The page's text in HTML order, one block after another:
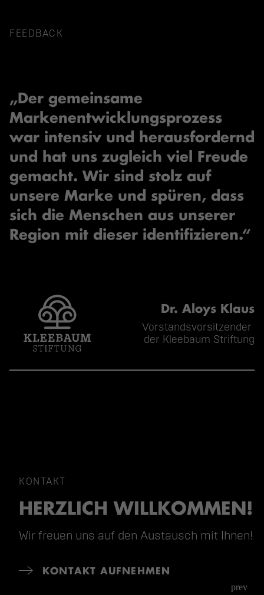
FEEDBACK
„Der gemeinsame
Markenentwicklungsprozess
war intensiv und herausfordernd
und hat uns zugleich viel Freude
gemacht. Wir sind stolz auf
unsere Marke und spüren, dass
sich die Menschen aus unserer
Region mit dieser identifizieren.“
Dr. Aloys Klaus
Vorstandsvorsitzender
der Kleebaum Striftung
KONTAKT
HERZLICH WILLKOMMEN!
Wir freuen uns auf den Austausch mit Ihnen!
KONTAKT AUFNEHMEN
prev